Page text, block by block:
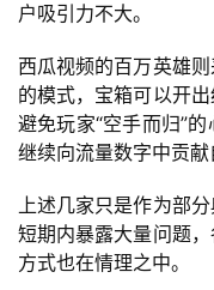
休
游
戏
0
2
5
户吸引力不大。
西瓜视频的百万英雄
的模式，宝箱可以开
避免玩家“空手而归”
继续向流量数字中贡献
上述几家只是作为部
短期内暴露大量问题
方式也在情理之中。